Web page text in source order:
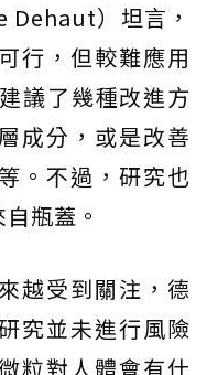
）坦言，
行，但較難應用
議了幾種改進方
成分，或是改善
。不過，研究也
瓶蓋。
越受到關注，德
究並未進行風險
粒對人體會有什